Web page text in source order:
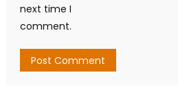
next time I
comment.